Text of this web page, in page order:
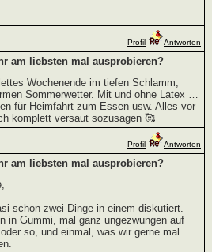
Profil
Antworten
am liebsten mal ausprobieren?
Wochenende im tiefen Schlamm,
Sommerwetter. Mit und ohne Latex …
für Heimfahrt zum Essen usw. Alles vor
komplett versaut sozusagen 🥰
Profil Antworten
am liebsten mal ausprobieren?
schon zwei Dinge in einem diskutiert.
in Gummi, mal ganz ungezwungen auf
so, und einmal, was wir gerne mal